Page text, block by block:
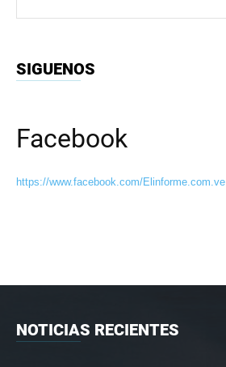
SIGUENOS
Facebook
https://www.facebook.com/Elinforme.com.ve
NOTICIAS RECIENTES